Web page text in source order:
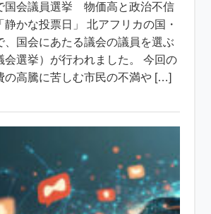
国会議員選挙 物価高と政治不信
静かな投票日」 北アフリカの国・
、国会にあたる議会の議員を選ぶ
会選挙）が行われました。 今回の
の高騰に苦しむ市民の不満や […]